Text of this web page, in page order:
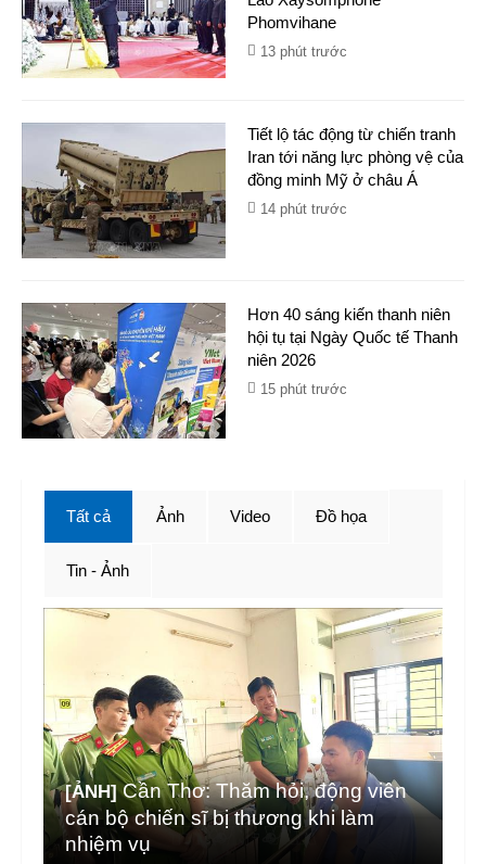
Phomvihane
13 phút trước
Tiết lộ tác động từ chiến tranh
Iran tới năng lực phòng vệ của
đồng minh Mỹ ở châu Á
14 phút trước
Hơn 40 sáng kiến thanh niên
hội tụ tại Ngày Quốc tế Thanh
niên 2026
15 phút trước
Tất cả
[ẢNH] Cần Thơ: Thăm hỏi, động viên
cán bộ chiến sĩ bị thương khi làm
nhiệm vụ
Ảnh Video Đồ họa
Tin - Ảnh